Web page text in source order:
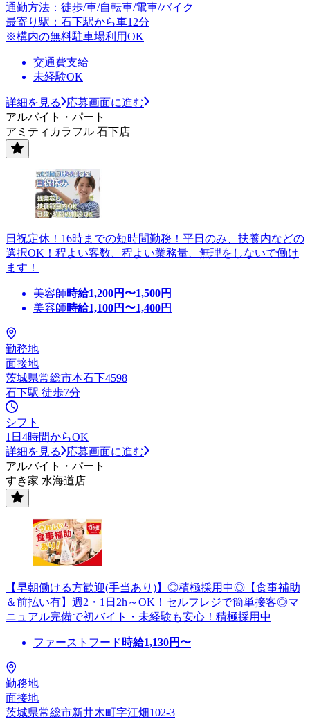
通勤方法：徒歩/車/自転車/電車/バイク
最寄り駅：石下駅から車12分
※構内の無料駐車場利用OK
交通費支給
未経験OK
詳細を見る
応募画面に進む
アルバイト・パート
アミティカラフル 石下店
日祝定休！16時までの短時間勤務！平日のみ、扶養内などの
選択OK！程よい客数、程よい業務量、無理をしないで働け
ます！
美容師時給1,200円〜1,500円
美容師時給1,100円〜1,400円
勤務地
面接地
茨城県常総市本石下4598
石下駅 徒歩7分
シフト
1日4時間からOK
詳細を見る
応募画面に進む
アルバイト・パート
すき家 水海道店
【早朝働ける方歓迎(手当あり)】◎積極採用中◎【食事補助
＆前払い有】週2・1日2h～OK！セルフレジで簡単接客◎マ
ニュアル完備で初バイト・未経験も安心！積極採用中
ファーストフード 時給1,130円〜
勤務地
面接地
茨城県常総市新井木町字江畑102-3